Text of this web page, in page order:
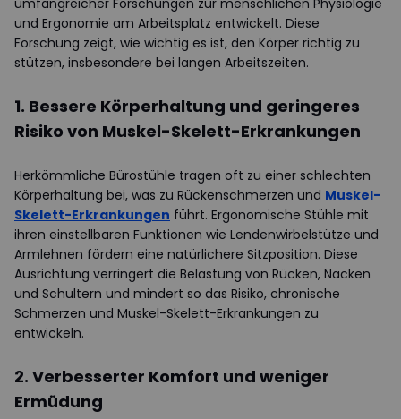
umfangreicher Forschungen zur menschlichen Physiologie
und Ergonomie am Arbeitsplatz entwickelt. Diese
Forschung zeigt, wie wichtig es ist, den Körper richtig zu
stützen, insbesondere bei langen Arbeitszeiten.
1. Bessere Körperhaltung und geringeres
Risiko von Muskel-Skelett-Erkrankungen
Herkömmliche Bürostühle tragen oft zu einer schlechten
Körperhaltung bei, was zu Rückenschmerzen und Muskel-
Skelett-Erkrankungen führt. Ergonomische Stühle mit
ihren einstellbaren Funktionen wie Lendenwirbelstütze und
Armlehnen fördern eine natürlichere Sitzposition. Diese
Ausrichtung verringert die Belastung von Rücken, Nacken
und Schultern und mindert so das Risiko, chronische
Schmerzen und Muskel-Skelett-Erkrankungen zu
entwickeln.
2. Verbesserter Komfort und weniger
Ermüdung